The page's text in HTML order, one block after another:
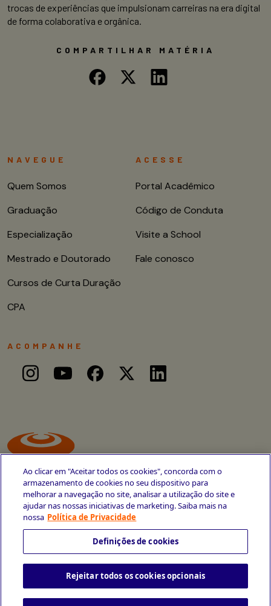
trocas de experiências que impulsionam carreiras na era digital
de forma colaborativa e orgânica.
COMPARTILHAR MATÉRIA
Avenida Cais do Apolo, 77
+55 81 3419-6700
Política de Privacidade Portal da Privacidade
NAVEGUE
Quem Somos
Graduação
Especialização
Mestrado e Doutorado
Cursos de Curta Duração
CPA
ACESSE
Portal Acadêmico
Código de Conduta
Visite a School
Fale conosco
ACOMPANHE
Ao clicar em "Aceitar todos os cookies", concorda com o
armazenamento de cookies no seu dispositivo para
melhorar a navegação no site, analisar a utilização do site e
ajudar nas nossas iniciativas de marketing. Saiba mais na
nossa Política de Privacidade
Definições de cookies
Rejeitar todos os cookies opcionais